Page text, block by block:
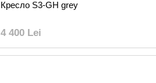
Кресло S3-GH grey
4 400 Lei